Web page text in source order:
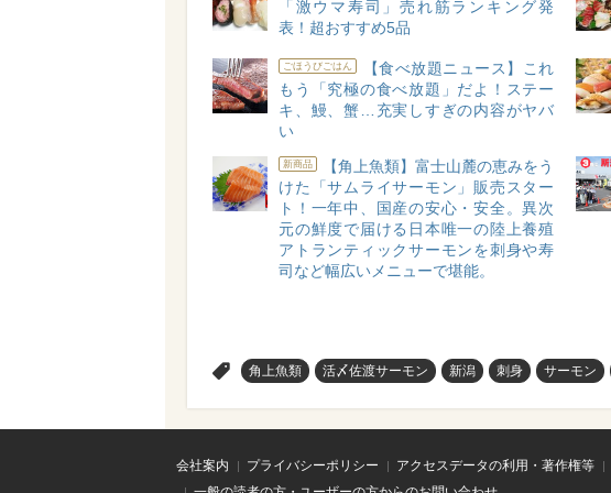
「激ウマ寿司」売れ筋ランキング発
表！超おすすめ5品
ごほうびごはん
【食べ放題ニュース】これ
もう「究極の食べ放題」だよ！ステー
キ、鰻、蟹…充実しすぎの内容がヤバ
い
新商品
【角上魚類】富士山麓の恵みをう
けた「サムライサーモン」販売スター
ト！一年中、国産の安心・安全。異次
元の鮮度で届ける日本唯一の陸上養殖
アトランティックサーモンを刺身や寿
司など幅広いメニューで堪能。
角上魚類 活〆佐渡サーモン 新潟 刺身 サーモン
会社案内 プライバシーポリシー アクセスデータの利用・著作権等